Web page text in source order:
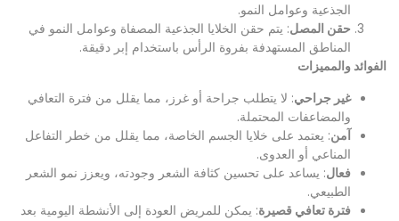
الجذعية وعوامل النمو.
حقن المصل: يتم حقن الخلايا الجذعية المصفاة وعوامل النمو في
المناطق المستهدفة بفروة الرأس باستخدام إبر دقيقة.
الفوائد والمميزات
غير جراحي: لا يتطلب جراحة أو غرز، مما يقلل من فترة التعافي
والمضاعفات المحتملة.
آمن: يعتمد على خلايا الجسم الخاصة، مما يقلل من خطر التفاعل
المناعي أو العدوى.
فعال: يساعد على تحسين كثافة الشعر وجودته، ويعزز نمو الشعر
الطبيعي.
فترة تعافي قصيرة: يمكن للمريض العودة إلى الأنشطة اليومية بعد